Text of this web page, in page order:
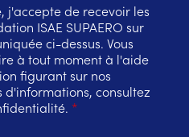
j'accepte de recevoir les
ISAE SUPAERO sur
ci-dessus. Vous
à tout moment à l'aide
figurant sur nos
d'informations, consultez
*